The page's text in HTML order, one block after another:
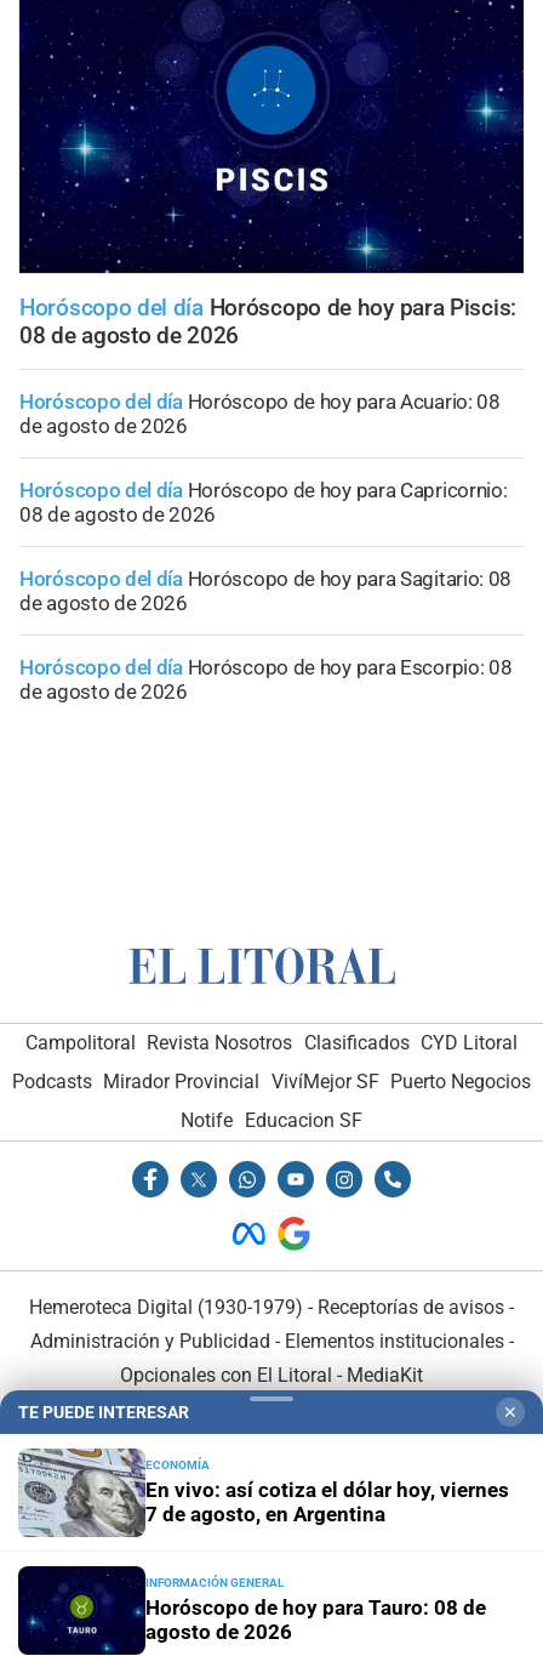
Horóscopo del día Horóscopo de hoy para Piscis:
08 de agosto de 2026
Horóscopo del día Horóscopo de hoy para Acuario: 08
de agosto de 2026
Horóscopo del día Horóscopo de hoy para Capricornio:
08 de agosto de 2026
Horóscopo del día Horóscopo de hoy para Sagitario: 08
de agosto de 2026
Horóscopo del día Horóscopo de hoy para Escorpio: 08
de agosto de 2026
Campolitoral Revista Nosotros Clasificados CYD Litoral
Podcasts Mirador Provincial VivíMejor SF Puerto Negocios
Notife Educacion SF
Hemeroteca Digital (1930-1979) - Receptorías de avisos -
Administración y Publicidad - Elementos institucionales-
Opcionales con El Litoral - MediaKit
En Asociación con:
TE PUEDE INTERESAR ✕
ECONOMÍA
En vivo: así cotiza el dólar hoy, viernes
7 de agosto, en Argentina
INFORMACIÓN GENERAL
Horóscopo de hoy para Tauro: 08 de
agosto de 2026